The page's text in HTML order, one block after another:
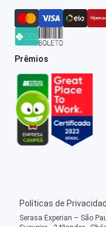
Prêmios
Políticas de
Serasa Experian – São